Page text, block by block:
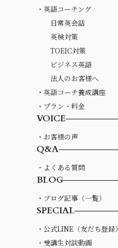
・英語コーチング
日常英会話
英検対策
TOEIC対策
ビジネス英語
法人のお客様へ
・英語コーチ養成講座
・プラン・料金
VOICE
・お客様の声
Q&A
・よくある質問
BLOG
・ブログ記事（一覧）
SPECIAL
・公式LINE（友だち登録）
・受講生対談動画